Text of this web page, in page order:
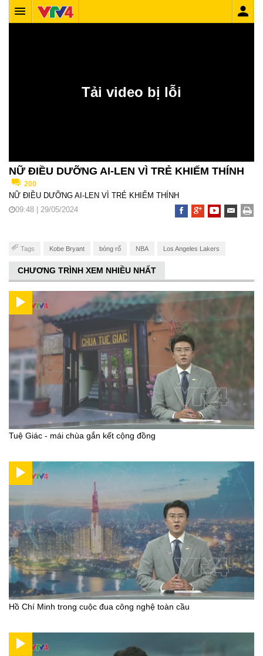
NỮ ĐIỀU DƯỠNG AI-LEN VÌ TRẺ KHIẾM THÍNH
200
NỮ ĐIỀU DƯỠNG AI-LEN VÌ TRẺ KHIẾM THÍNH
09:48 | 29/05/2024
Tags Kobe Bryant bóng rổ NBA Los Angeles Lakers
CHƯƠNG TRÌNH XEM NHIỀU NHẤT
Tuệ Giác - mái chùa gắn kết cộng đồng
Hồ Chí Minh trong cuộc đua công nghệ toàn cầu